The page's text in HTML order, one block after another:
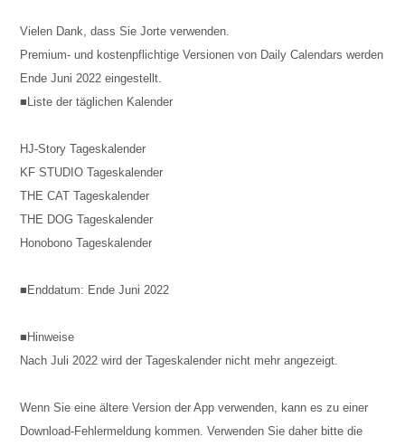
Vielen Dank, dass Sie Jorte verwenden.
Premium- und kostenpflichtige Versionen von Daily Calendars werden
Ende Juni 2022 eingestellt.
■Liste der täglichen Kalender
HJ-Story Tageskalender
KF STUDIO Tageskalender
THE CAT Tageskalender
THE DOG Tageskalender
Honobono Tageskalender
■Enddatum: Ende Juni 2022
■Hinweise
Nach Juli 2022 wird der Tageskalender nicht mehr angezeigt.
Wenn Sie eine ältere Version der App verwenden, kann es zu einer
Download-Fehlermeldung kommen. Verwenden Sie daher bitte die